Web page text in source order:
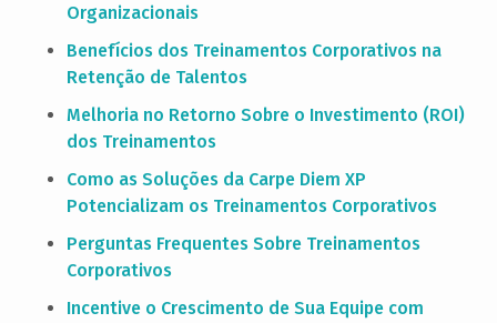
Organizacionais
Benefícios dos Treinamentos Corporativos na
Retenção de Talentos
Melhoria no Retorno Sobre o Investimento (ROI)
dos Treinamentos
Como as Soluções da Carpe Diem XP
Potencializam os Treinamentos Corporativos
Perguntas Frequentes Sobre Treinamentos
Corporativos
Incentive o Crescimento de Sua Equipe com